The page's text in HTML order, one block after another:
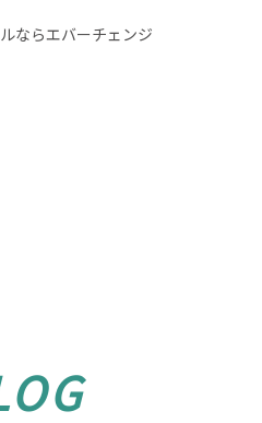
ならエバーチェンジ